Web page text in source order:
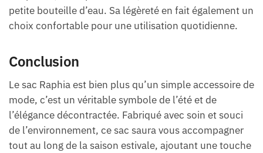
petite bouteille d’eau. Sa légèreté en fait également un
choix confortable pour une utilisation quotidienne.
Conclusion
Le sac Raphia est bien plus qu’un simple accessoire de
mode, c’est un véritable symbole de l’été et de
l’élégance décontractée. Fabriqué avec soin et souci
de l’environnement, ce sac saura vous accompagner
tout au long de la saison estivale, ajoutant une touche